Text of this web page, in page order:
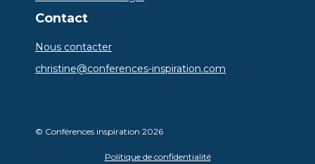
Contact
Nous contacter
christine@conferences-inspiration.com
© Conférences inspiration 2026
Politique de confidentialité